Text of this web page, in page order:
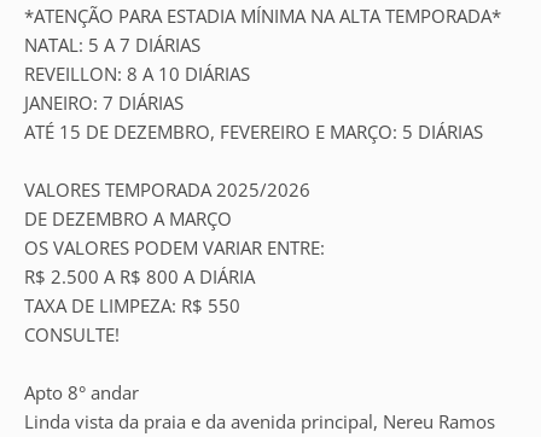
*ATENÇÃO PARA ESTADIA MÍNIMA NA ALTA TEMPORADA*
NATAL: 5 A 7 DIÁRIAS
REVEILLON: 8 A 10 DIÁRIAS
JANEIRO: 7 DIÁRIAS
ATÉ 15 DE DEZEMBRO, FEVEREIRO E MARÇO: 5 DIÁRIAS
VALORES TEMPORADA 2025/2026
DE DEZEMBRO A MARÇO
OS VALORES PODEM VARIAR ENTRE:
R$ 2.500 A R$ 800 A DIÁRIA
TAXA DE LIMPEZA: R$ 550
CONSULTE!
Apto 8° andar
Linda vista da praia e da avenida principal, Nereu Ramos